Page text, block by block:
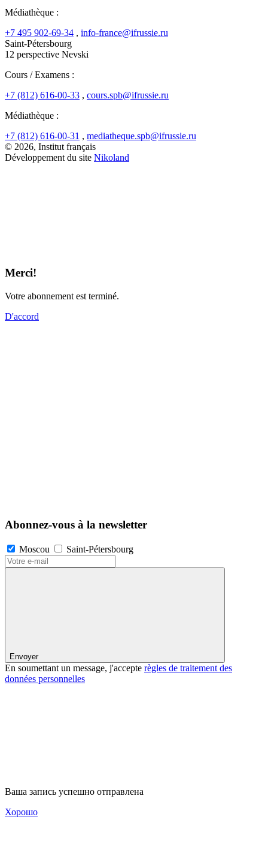
Médiathèque :
+7 495 902-69-34 , info-france@ifrussie.ru
Saint-Pétersbourg
12 perspective Nevski
Cours / Examens :
+7 (812) 616-00-33 , cours.spb@ifrussie.ru
Médiathèque :
+7 (812) 616-00-31 , mediatheque.spb@ifrussie.ru
© 2026, Institut français
Développement du site Nikoland
Merci!
Votre abonnement est terminé.
D'accord
Abonnez-vous à la newsletter
Moscou Saint-Pétersbourg
Envoyer
En soumettant un message, j'accepte règles de traitement des
données personnelles
Ваша запись успешно отправлена
Хорошо